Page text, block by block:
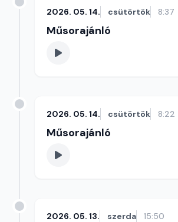
2026. 05. 14. csütörtök 8:37
Műsorajánló
2026. 05. 14. csütörtök 8:22
Műsorajánló
2026. 05. 13. szerda 15:50